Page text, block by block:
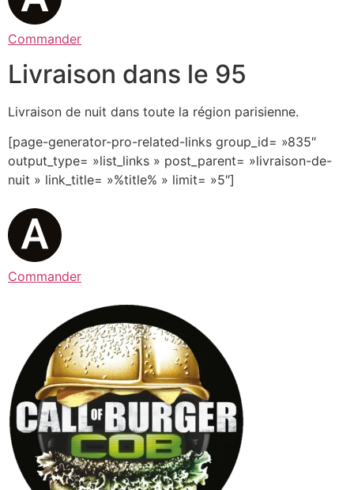
Commander
Livraison dans le 95
Livraison de nuit dans toute la région parisienne.
[page-generator-pro-related-links group_id= »835″
output_type= »list_links » post_parent= »livraison-de-
nuit » link_title= »%title% » limit= »5″]
Commander